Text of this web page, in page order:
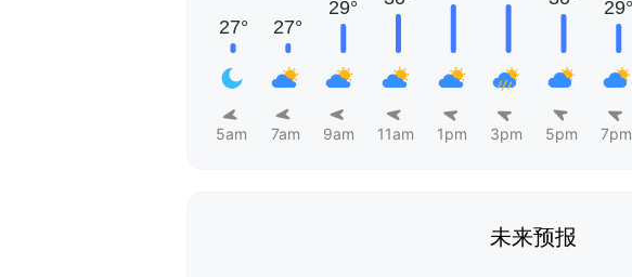
5am 7am 9am 11am 1pm 3pm 5pm 7pm
未来预报